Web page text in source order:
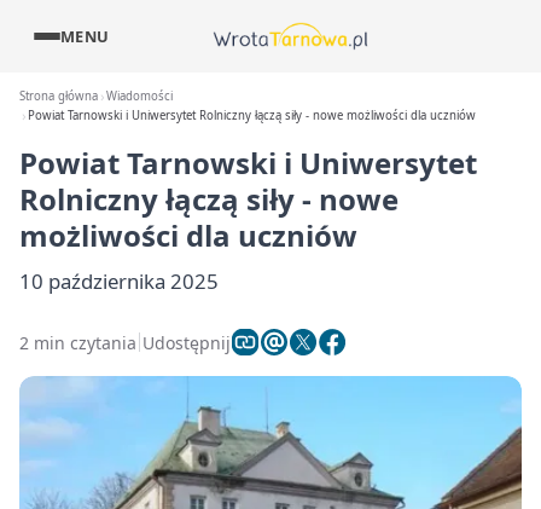
MENU
Strona główna Wiadomości
Powiat Tarnowski i Uniwersytet Rolniczny łączą siły - nowe możliwości dla uczniów
Powiat Tarnowski i Uniwersytet
Rolniczny łączą siły - nowe
możliwości dla uczniów
10 października 2025
2 min czytania Udostępnij